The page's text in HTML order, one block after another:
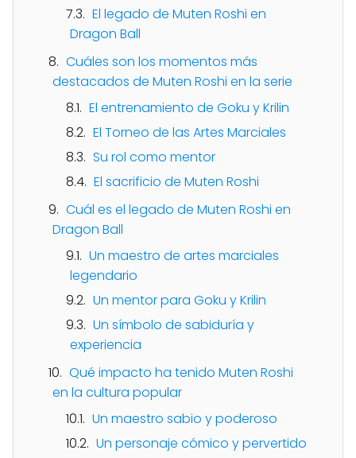
El legado de Muten Roshi en
Dragon Ball
Cuáles son los momentos más
destacados de Muten Roshi en la serie
El entrenamiento de Goku y Krilin
El Torneo de las Artes Marciales
Su rol como mentor
El sacrificio de Muten Roshi
Cuál es el legado de Muten Roshi en
Dragon Ball
Un maestro de artes marciales
legendario
Un mentor para Goku y Krilin
Un símbolo de sabiduría y
experiencia
Qué impacto ha tenido Muten Roshi
en la cultura popular
Un maestro sabio y poderoso
Un personaje cómico y pervertido